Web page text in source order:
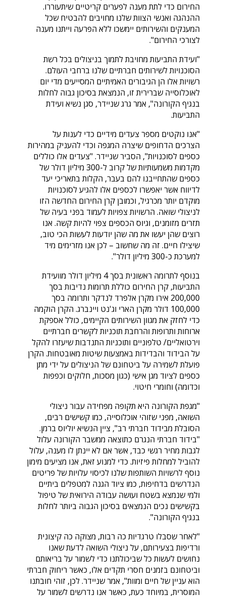
החירום כדי לתת מענה לפערים קריטיים שיתעוררו.
ההנהגה ואנשי הצוות שלנו מחויבים להבטיח שכל
המענקים והשירותים יימשכו ללא הפרעה וייתנו מענה
לצורכי החירום".
"ועידת התביעות מחויבת לתמוך בניצולים בכל רשת
הסוכנויות לשירותים חברתיים שלנו ברחבי העולם.
רשויות אלו הן הגיבורים האמיתיים המסייעים מדי יום
לאוכלוסייה שברירית זו, הנמצאת בסיכון גבוה לחלות
בנגיף הקורונה", אמר גרג שניידר, סגן נשיא ועידת
התביעות.
"אנו נוקטים מספר צעדים מידיים כדי לענות על
הצרכים הדחופים שיצרה המגפה וכדי להעניק במהירות
כספים לסוכנויות", הסביר שניידר. "צעדים אלו כוללים
מקדמות משמעותיות של קרוב ל-300 מיליון דולר של
כספים שהתחייבנו להם בעבר, הקלות בתאריכי יעד
לדיווח אשר יאפשרו לכספים אלו להגיע לסוכנויות
מוקדם יותר מכרגיל, וכמובן קרן החירום החדשה הזו
לניצולי שואה. הרשויות צפויות לעמוד בפני בעיה של
תזרים מזומנים, וגיוס הכספים צפוי להיות קשה. אנו
רוצים שהן יעשו את מה שהן יודעות לעשות הכי טוב,
שיצילו חיים. זה מה שחשוב – לכן אנו מזרימים מיד
למערכת כ-300 מיליון דולר".
בנוסף לתרומה ראשונית בסך 4 מיליון דולר מוועידת
התביעות, קרן החירום כוללת תרומות נדיבות בסך
200,000 אירו מקרן אלפרד לנדקר ותרומה בסך
100,000 דולר מקרן הארי וג'נט ויינברג. הקרן הוקמה
כדי לחזק את מגוון השירותים הקיימים, כולל אספקת
ארוחות ותרופות והרחבת תוכניות לקשרים חברתיים
וירטואליים/ טלפוניים ותוכניות התנדבות שיעזרו להקל
על הבידוד והבדידות באמצעות שיטות מאובטחות. הקרן
פועלת לשמירה על ביטחונם של הניצולים על ידי מתן
כספים לציוד מגן אישי (כגון מסכות, חלוקים וכפפות
וכדומה) וחומרי חיטוי.
"מגפת הקורונה היא תקופה מפחידה עבור ניצולי
השואה, מפני שזוהי אוכלוסייה, כמו קשישים רבים,
הסובלת מבידוד חברתי רב", ציין הנשיא יוליוס ברמן.
"בידוד חברתי הנגרם כתוצאה ממשבר הקורונה עלול
לגבות מחיר רגשי כבד, אשר אם לא יינתן לו מענה, עלול
להוביל למחלות פיזיות. כדי למנוע זאת, אנו מציעים מימון
נוסף לרשויות השותפות שלנו לכיסוי עלויות של פריטים
הנדרשים בדחיפות, כמו ציוד הגנה למטפלים ביתיים
ולמי שנמצא בשטח ועושה עבודה הירואית של טיפול
בקשישים נכים הנמצאים בסיכון הגבוה ביותר לחלות
בנגיף הקורונה".
"לאחר שסבלו טרגדיות כה רבות, מצוקה כה קיצונית
ורדיפות בצעירותם, על ניצולי השואה לדעת שאנו
נחושים לעשות כל שביכולתנו כדי לשמור על בריאותם
וביטחונם בזמנים חסרי תקדים אלו, כאשר ריחוק חברתי
הוא עניין של חיים ומוות", אמר שניידר. לכן, זוהי חובתנו
המוסרית, במיוחד כעת, כאשר אנו נדרשים לשמור על